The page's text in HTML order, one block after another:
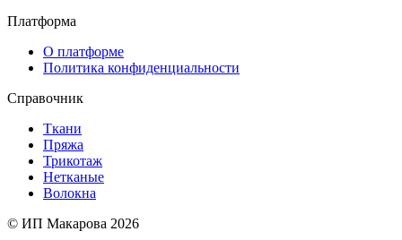
Платформа
О платформе
Политика конфиденциальности
Справочник
Ткани
Пряжа
Трикотаж
Нетканые
Волокна
© ИП Макарова 2026